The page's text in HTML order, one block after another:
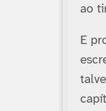
ao
E